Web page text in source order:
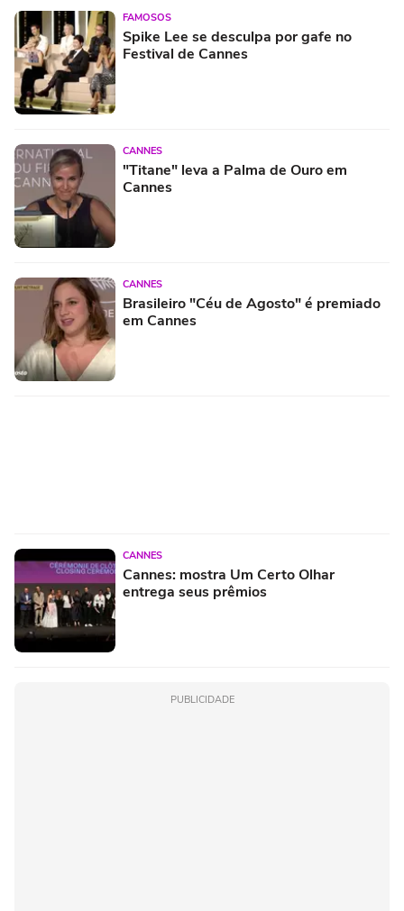
FAMOSOS
Spike Lee se desculpa por gafe no
Festival de Cannes
CANNES
"Titane" leva a Palma de Ouro em
Cannes
CANNES
Brasileiro "Céu de Agosto" é premiado
em Cannes
CANNES
Cannes: mostra Um Certo Olhar
entrega seus prêmios
PUBLICIDADE